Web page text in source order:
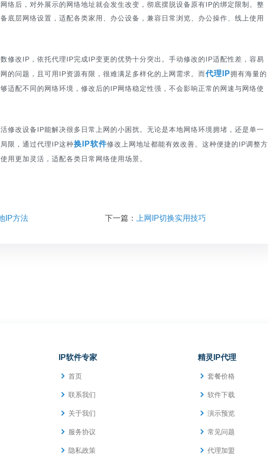
络后，对外展示的网络地址就会发生改变，彻底摆脱设备原有IP的绑定限制。整
底层网络设置，适配各类家用、办公设备，兼容日常浏览、办公操作、线上使用
修改IP，依托代理IP完成IP变更的优势十分突出。手动修改的IP适配性差，容易
的问题，且可用IP资源有限，很难满足多样化的上网需求。而代理IP拥有海量的
适配不同的网络环境，修改后的IP网络稳定性强，不会影响正常的网速与网络使
修改设备IP能解决很多日常上网的小困扰。无论是本地网络环境拥堵，还是单一
限，通过代理IP这种换IP软件修改上网地址都能有效改善。这种便捷的IP调整方
用更加灵活，适配各类日常网络使用场景。
IP方法 下一篇： 上网IP切换实用技巧
IP软件专家
首页
联系我们
关于我们
服务协议
隐私政策
精灵IP代理
套餐价格
软件下载
演示预览
常见问题
代理加盟